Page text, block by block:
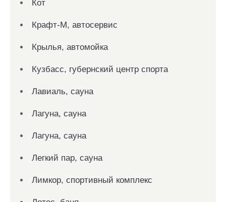
Кот
Крафт-М, автосервис
Крылья, автомойка
Кузбасс, губернский центр спорта
Лавиаль, сауна
Лагуна, сауна
Лагуна, сауна
Легкий пар, сауна
Лимкор, спортивный комплекс